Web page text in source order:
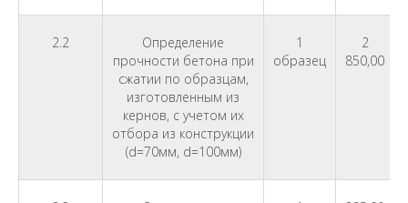
2.2
Определение
прочности бетона при
сжатии по образцам,
изготовленным из
кернов, с учетом их
отбора из конструкции
(d=70мм, d=100мм)
1
образец
2
850,00